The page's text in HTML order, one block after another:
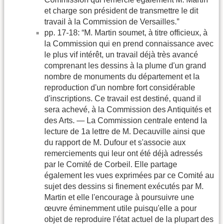
et charge son président de transmettre le dit
travail à la Commission de Versailles.”
pp. 17-18: “M. Martin soumet, à titre officieux, à
la Commission qui en prend connaissance avec
le plus vif intérêt, un travail déjà très avancé
comprenant les dessins à la plume d'un grand
nombre de monuments du département et la
reproduction d'un nombre fort considérable
d'inscriptions. Ce travail est destiné, quand il
sera achevé, à la Commission des Antiquités et
des Arts. — La Commission centrale entend la
lecture de 1a lettre de M. Decauville ainsi que
du rapport de M. Dufour et s'associe aux
remerciements qui leur ont été déjà adressés
par le Comité de Corbeil. Elle partage
également les vues exprimées par ce Comité au
sujet des dessins si finement exécutés par M.
Martin et elle l'encourage à poursuivre une
œuvre éminemment utile puisqu'elle a pour
objet de reproduire l'état actuel de la plupart des